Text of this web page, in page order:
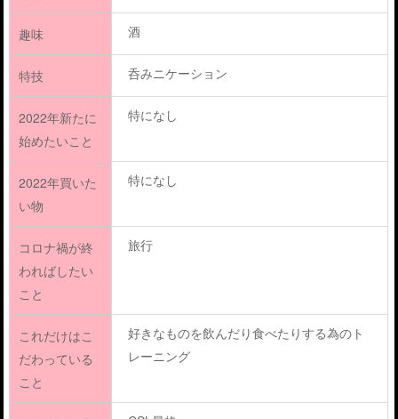
趣味 酒
特技 呑みニケーション
2022年新たに
始めたいこと
特になし
2022年買いた
い物
特になし
コロナ禍が終
わればしたい
こと
旅行
これだけはこ
だわっている
こと
好きなものを飲んだり食べたりする為のト
レーニング